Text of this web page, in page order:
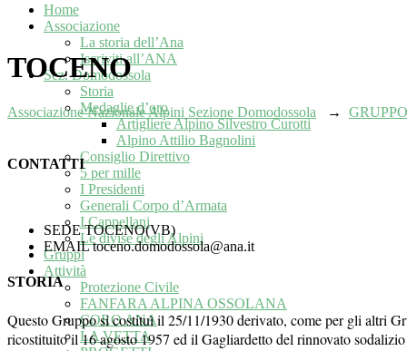
Home
Associazione
La storia dell’Ana
Iscriviti all’ANA
Sez. Domodossola
Storia
Medaglie d’oro
Artigliere Alpino Silvestro Curotti
Alpino Attilio Bagnolini
Consiglio Direttivo
5 per mille
I Presidenti
Generali Corpo d’Armata
I Cappellani
Le divise degli Alpini
Gruppi
Attività
Protezione Civile
FANFARA ALPINA OSSOLANA
CORO ANA
LA VETTA
TOCENO
Associazione Nazionale Alpini Sezione Domodossola → GRUPPO
CONTATTI
SEDETOCENO(VB)
EMAILtoceno.domodossola@ana.it
STORIA
Questo Gruppo si costituì il 25/11/1930 derivato, come per gli altri
ricostituito il 16 agosto 1957 ed il Gagliardetto del rinnovato